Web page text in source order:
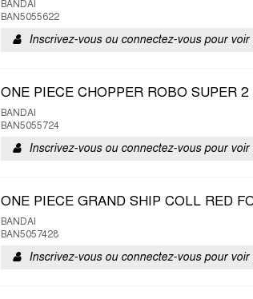
BANDAI
BAN5055622
Inscrivez-vous ou connectez-vous pour
ONE PIECE CHOPPER ROBO SUPER 2
BANDAI
BAN5055724
Inscrivez-vous ou connectez-vous pour
ONE PIECE GRAND SHIP COLL RED
BANDAI
BAN5057428
Inscrivez-vous ou connectez-vous pour